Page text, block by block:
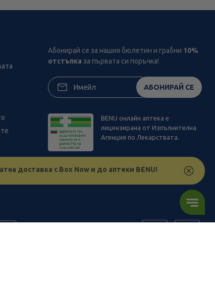
доставка с Box Now и до аптеки BENU!
Абонирай се за нашия бюлетин и грабни 10%
отстъпка за първата си поръчка!
АБОНИРАЙ СЕ
BENU онлайн аптека е
лицензирана от Изпълнителна
Агенция по Лекарствата.